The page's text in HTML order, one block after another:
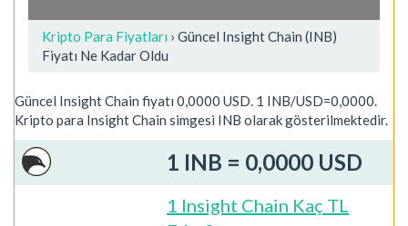
Kripto Para Fiyatları › Güncel Insight Chain (INB)
Fiyatı Ne Kadar Oldu
Güncel Insight Chain fiyatı 0,0000 USD. 1 INB/USD=0,0000.
Kripto para Insight Chain simgesi INB olarak gösterilmektedir.
1 INB = 0,0000 USD
1 Insight Chain Kaç TL